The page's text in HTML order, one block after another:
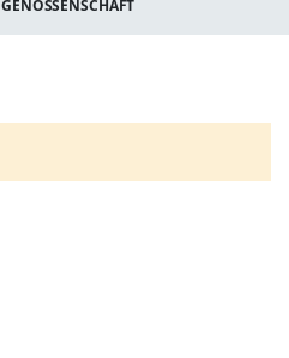
GENOSSENSCHAFT